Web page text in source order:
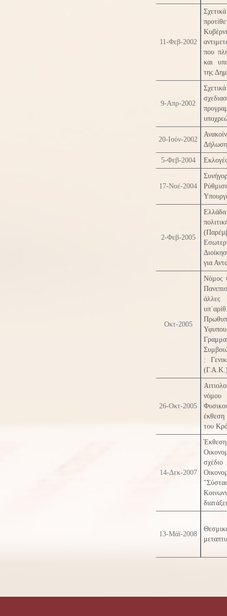
11-Φεβ-2002
που
και
της
9-Απρ-2002
20-Ιούν-2002
5-Φεβ-2004
17-Νοέ-2004
2-Φεβ-2005
Ελλάδα
για
Οκτ-2005
Νόμος
:
(Γ.Α.Κ.)
26-Οκτ-2005
νόμου
του
14-Δεκ-2007
Έκθεση
13-Μάϊ-2008